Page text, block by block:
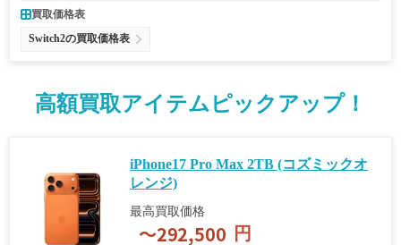
買取価格表
Switch2の買取価格表
高額買取アイテムピックアップ！
iPhone17 Pro Max 2TB (コズミックオ
レンジ)
最高買取価格
円